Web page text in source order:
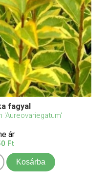
fagyal
'Aureovariegatum'
ár
Ft
Kosárba